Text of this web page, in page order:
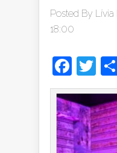
Posted By Lívia
18:00